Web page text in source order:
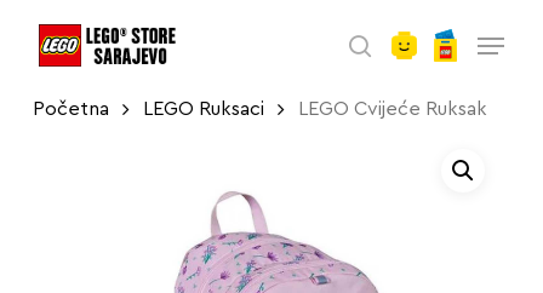
search
Početna LEGO Ruksaci LEGO Cvijeće Ruksak